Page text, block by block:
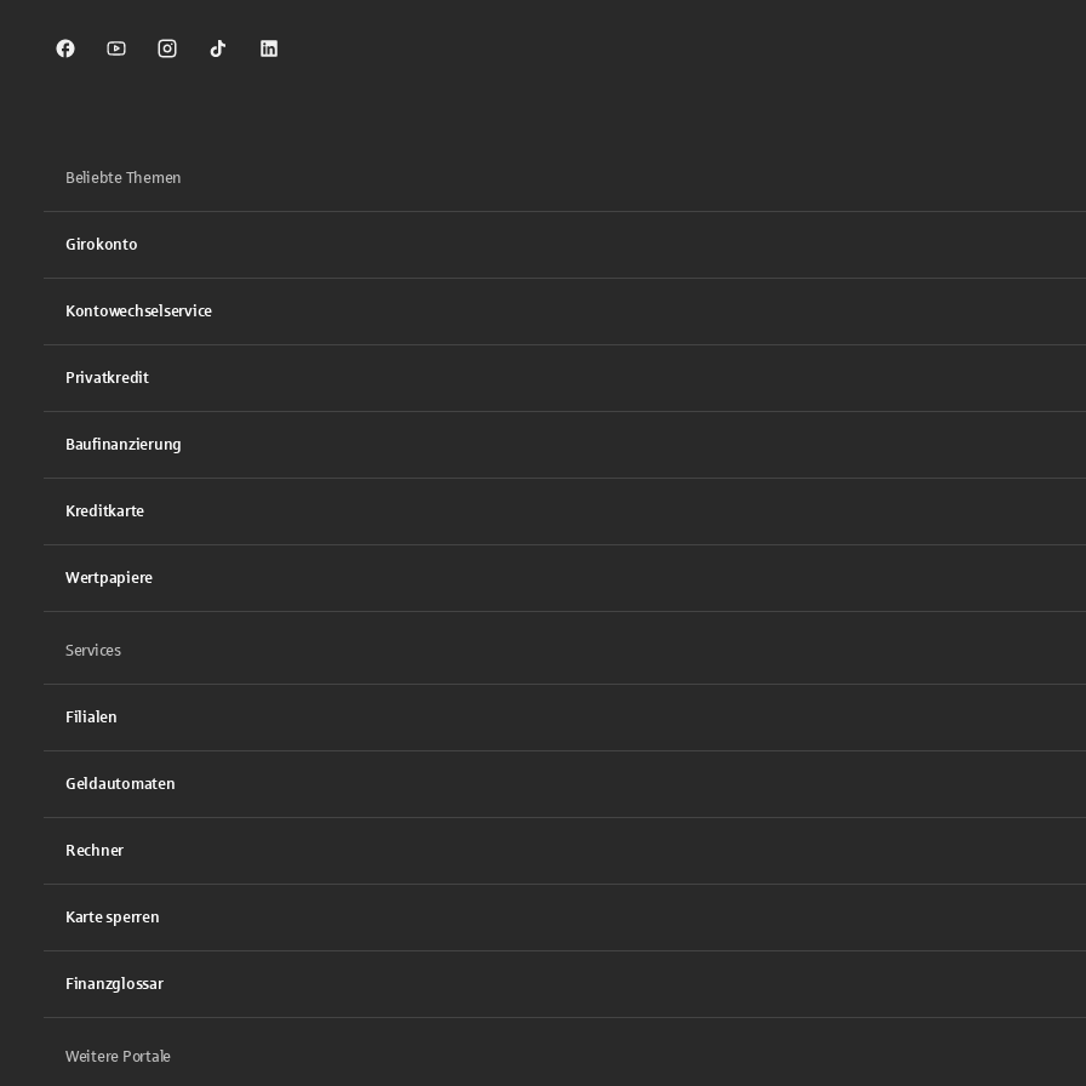
Sparkasse auf Facebook
Sparkasse auf Youtube
Sparkasse auf Instagram
Sparkasse auf TikTok
Sparkasse auf LinkedIn
Beliebte Themen
Girokonto
Kontowechselservice
Privatkredit
Baufinanzierung
Kreditkarte
Wertpapiere
Services
Filialen
Geldautomaten
Rechner
Karte sperren
Finanzglossar
Weitere Portale